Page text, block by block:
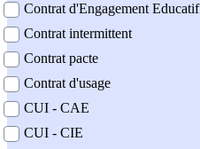
Contrat d'Engagement Educatif
Contrat intermittent
Contrat pacte
Contrat d'usage
CUI - CAE
CUI - CIE